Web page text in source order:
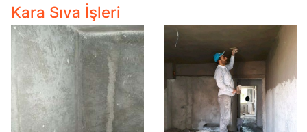
Kara Sıva İşleri